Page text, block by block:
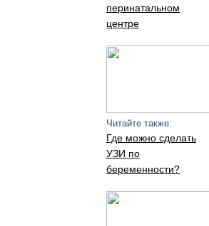
перинатальном
центре
Читайте также:
Где можно сделать
УЗИ по
беременности?